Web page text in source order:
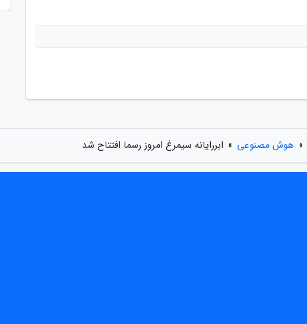
» هوش مصنوعی » ابررایانه سیمرغ امروز رسما افتتاح شد